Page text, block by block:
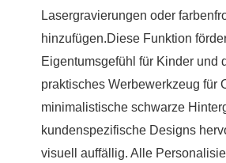
Lasergravierungen oder
hinzufügen.Diese Funktion
Eigentumsgefühl für Kinder und
praktisches Werbewerkzeug für
minimalistische schwarze
kundenspezifische Designs
visuell auffällig. Alle